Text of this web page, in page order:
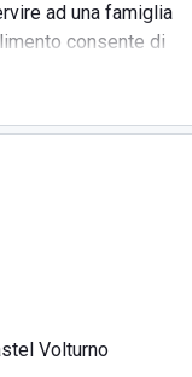
ad una famiglia
consente di
nel verde e
Fiore
Volturno